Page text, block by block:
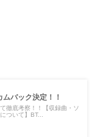
バック決定！！
徹底考察！！【収録曲・ソ
ついて】BT...